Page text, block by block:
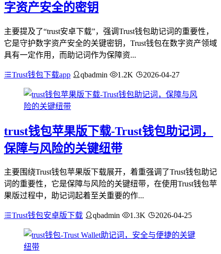
字资产安全的密钥
主要提及了“trust安卓下载”，强调Trust钱包助记词的重要性，
它是守护数字资产安全的关键密钥，Trust钱包在数字资产领域
具有一定作用，而助记词作为保障资...
Trust钱包下载app qbadmin 1.2K 2026-04-27
trust钱包苹果版下载-Trust钱包助记词，
保障与风险的关键纽带
主要围绕Trust钱包苹果版下载展开，着重强调了Trust钱包助记
词的重要性，它是保障与风险的关键纽带，在使用Trust钱包苹
果版过程中，助记词起着至关重要的作...
Trust钱包安卓版下载 qbadmin 1.3K 2026-04-25